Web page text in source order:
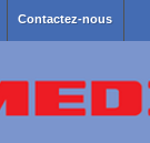
Contactez-nous